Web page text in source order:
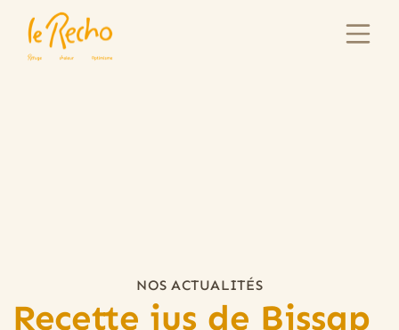
NOS ACTUALITÉS
Recette jus de Bissap